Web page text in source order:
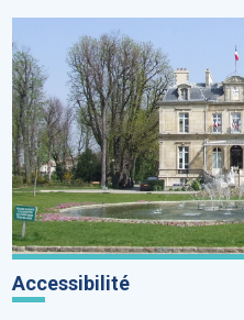
Accessibilité